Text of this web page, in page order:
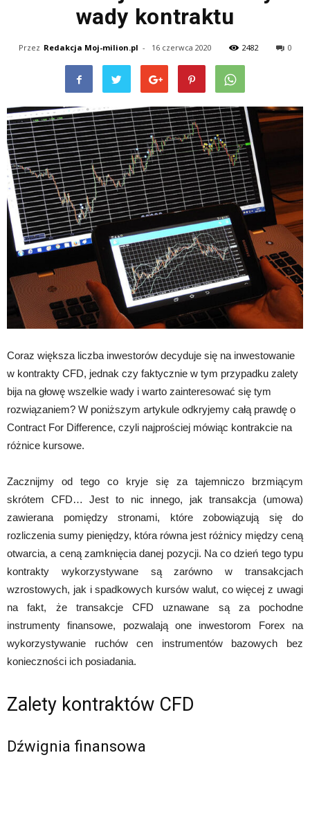
wady kontraktu
Przez Redakcja Moj-milion.pl - 16 czerwca 2020 2482 0
Coraz większa liczba inwestorów decyduje się na inwestowanie
w kontrakty CFD, jednak czy faktycznie w tym przypadku zalety
bija na głowę wszelkie wady i warto zainteresować się tym
rozwiązaniem? W poniższym artykule odkryjemy całą prawdę o
Contract For Difference, czyli najprościej mówiąc kontrakcie na
różnice kursowe.
Zacznijmy od tego co kryje się za tajemniczo brzmiącym
skrótem CFD… Jest to nic innego, jak transakcja (umowa)
zawierana pomiędzy stronami, które zobowiązują się do
rozliczenia sumy pieniędzy, która równa jest różnicy między ceną
otwarcia, a ceną zamknięcia danej pozycji. Na co dzień tego typu
kontrakty wykorzystywane są zarówno w transakcjach
wzrostowych, jak i spadkowych kursów walut, co więcej z uwagi
na fakt, że transakcje CFD uznawane są za pochodne
instrumenty finansowe, pozwalają one inwestorom Forex na
wykorzystywanie ruchów cen instrumentów bazowych bez
konieczności ich posiadania.
Zalety kontraktów CFD
Dźwignia finansowa